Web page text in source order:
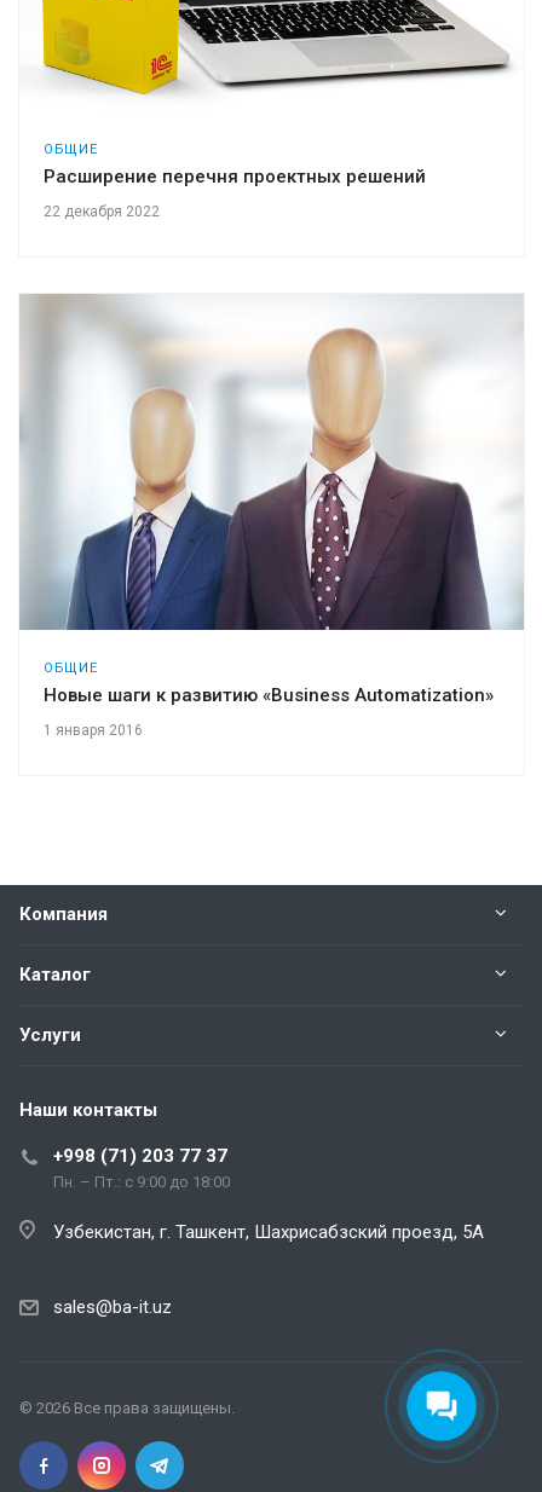
Специалист по 1С
ОБЩИЕ
Расширение перечня проектных решений
22 декабря 2022
ОБЩИЕ
Новые шаги к развитию «Business Automatization»
1 января 2016
Компания
Каталог
Услуги
Наши контакты
+998 (71) 203 77 37
Пн. – Пт.: с 9:00 до 18:00
Узбекистан, г. Ташкент, Шахрисабзский проезд, 5А
sales@ba-it.uz
© 2026 Все права защищены.